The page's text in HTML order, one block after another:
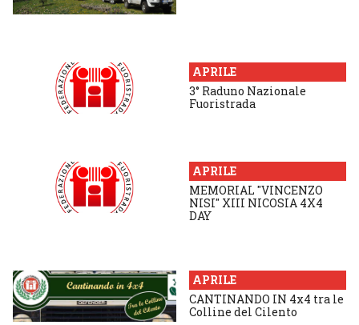
APRILE
3° Raduno Nazionale
Fuoristrada
APRILE
MEMORIAL "VINCENZO
NISI" XIII NICOSIA 4X4
DAY
APRILE
CANTINANDO IN 4x4 tra le
Colline del Cilento